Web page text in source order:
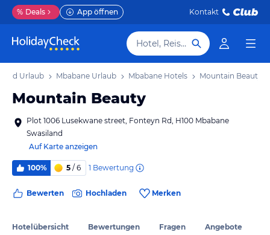
% Deals App öffnen Kontakt
Hotel, Reiseziel
Urlaub Mbabane Urlaub Mbabane Hotels Mountain Beauty
Mountain Beauty
Plot 1006 Lusekwane street, Fonteyn Rd, H100 Mbabane
Swasiland
Auf Karte anzeigen
100% 5 / 6 1 Bewertung
Bewerten Hochladen Merken
Hotelübersicht Bewertungen Fragen Angebote